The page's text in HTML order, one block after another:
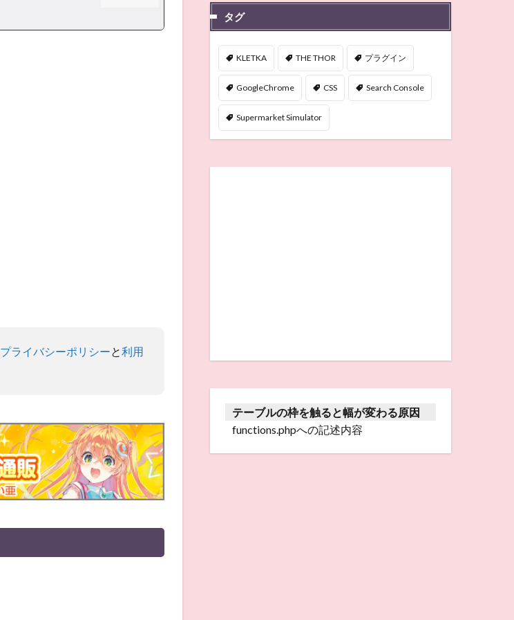
プライバシーポリシーと利用
タグ
KLETKA THE THOR プラグイン
GoogleChrome CSS Search Console
Supermarket Simulator
テーブルの枠を触ると幅が変わる原因
functions.phpへの記述内容